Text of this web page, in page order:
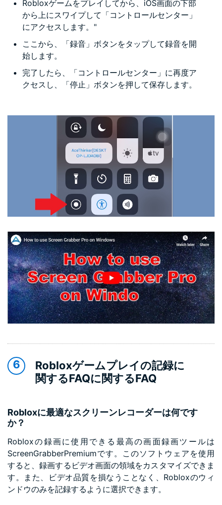
Robloxゲームをプレイしてから、iOS画面の下部
から上にスワイプして「コントロールセンター」
にアクセスします。"
ここから、「録音」ボタンをタップして録音を開
始します。
完了したら、「コントロールセンター」に再度ア
クセスし、「停止」ボタンを押して保存します。
Robloxゲームプレイの記録に
関するFAQに関するFAQ
Robloxに最適なスクリーンレコーダーは何です
か？
Robloxの録画に使用できる最高の画面録画ツールは
ScreenGrabberPremiumです。このソフトウェアを使用
すると、録画するビデオ画面の領域をカスタマイズできま
す。また、ビデオ品質を損なうことなく、Robloxのウィ
ンドウのみを記録するように選択できます。